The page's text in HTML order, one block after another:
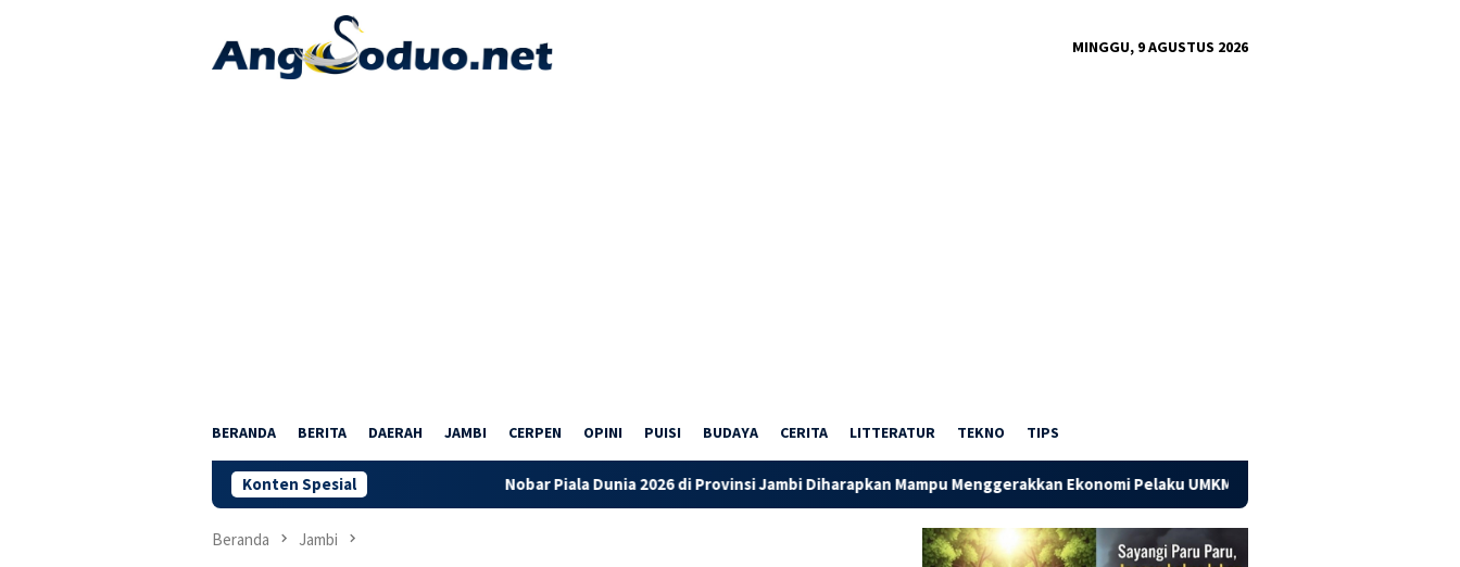
MINGGU, 9 AGUSTUS 2026
BERANDA BERITA DAERAH JAMBI CERPEN OPINI PUISI BUDAYA CERITA LITTERATUR TEKNO TIPS
Konten Spesial Nobar Piala Dunia 2026 di Provinsi Jambi Diharapkan Mampu Menggerakkan Ekonomi Pelaku UMKM Dorong Kapasitas UMKM Pandai Besi,
Beranda Jambi